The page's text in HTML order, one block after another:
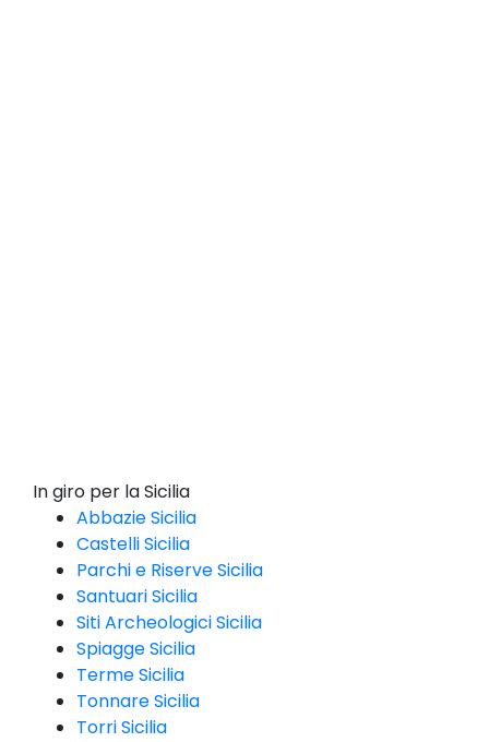
In giro per la Sicilia
Abbazie Sicilia
Castelli Sicilia
Parchi e Riserve Sicilia
Santuari Sicilia
Siti Archeologici Sicilia
Spiagge Sicilia
Terme Sicilia
Tonnare Sicilia
Torri Sicilia